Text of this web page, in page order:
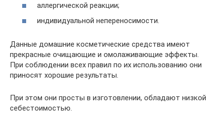
аллергической реакции;
индивидуальной непереносимости.
Данные домашние косметические средства имеют
прекрасные очищающие и омолаживающие эффекты.
При соблюдении всех правил по их использованию они
приносят хорошие результаты.
При этом они просты в изготовлении, обладают низкой
себестоимостью.